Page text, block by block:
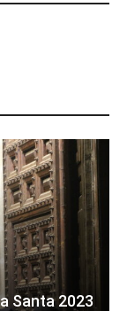
Santa 2023